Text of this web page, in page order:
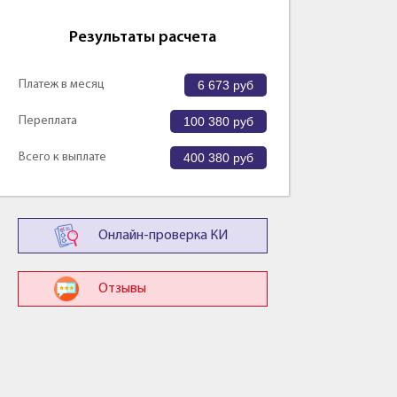
Результаты расчета
Платеж в месяц 6 673 руб
Переплата 100 380 руб
Всего к выплате 400 380 руб
Онлайн-проверка КИ
Отзывы